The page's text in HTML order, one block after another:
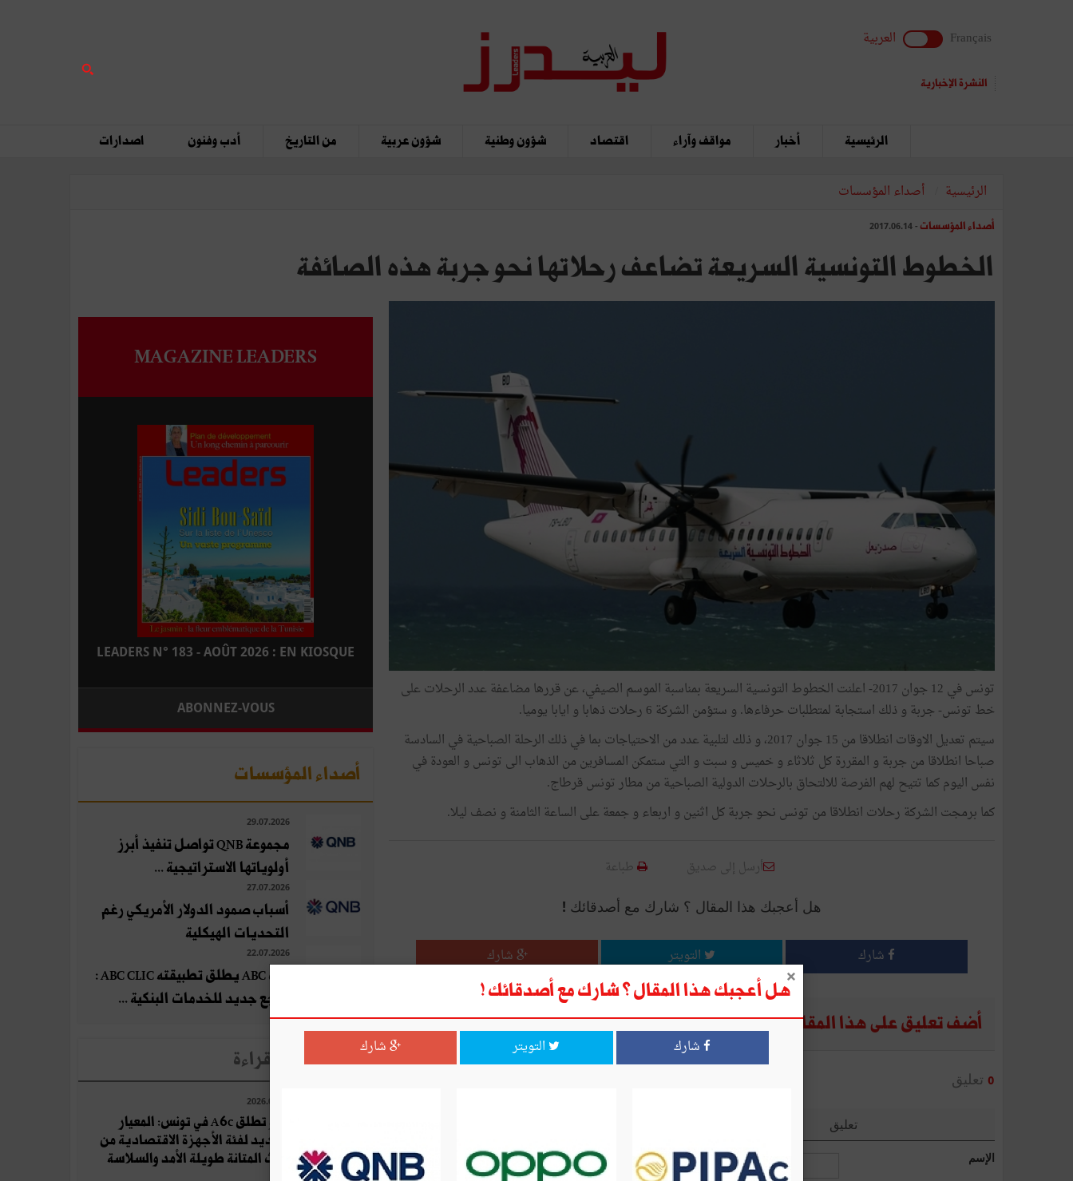
Français العربية
النشرة الإخبارية
الرئيسية أخبار مواقف وآراء اقتصاد شؤون وطنية شؤون عربية من التاريخ أدب وفنون اصدارات
الرئيسية أصداء المؤسسات
أصداء المؤسسات - 2017.06.14
الخطوط التونسية السريعة تضاعف رحلاتها نحو جربة هذه الصائفة
تونس في 12 جوان 2017- اعلنت الخطوط التونسية السريعة بمناسبة الموسم الصيفي، عن قررها مضاعفة عدد الرحلات على
خط تونس- جربة و ذلك استجابة لمتطلبات حرفاءها. و ستؤمن الشركة 6 رحلات ذهابا و ايابا يوميا.
سيتم تعديل الاوقات انطلاقا من 15 جوان 2017، و ذلك لتلبية عدد من الاحتياجات بما في ذلك الرحلة الصباحية في السادسة
صباحا انطلاقا من جربة و المقررة كل ثلاثاء و خميس و سبت و التي ستمكن المسافرين من الذهاب الى تونس و العودة في
نفس اليوم كما تتيح لهم الفرصة للالتحاق بالرحلات الدولية الصباحية من مطار تونس قرطاج.
كما برمجت الشركة رحلات انطلاقا من تونس نحو جربة كل اثنين و اربعاء و جمعة على الساعة الثامنة و نصف ليلا.
أرسل إلى صديق طباعة
هل أعجبك هذا المقال ؟ شارك مع أصدقائك !
شارك التويتر شارك
أضف تعليق على هذا المقال
0 تعليق
تعليق
الإسم
MAGAZINE LEADERS
LEADERS N° 183 - AOÛT 2026 : EN KIOSQUE
ABONNEZ-VOUS
أصداء المؤسسات
29.07.2026
مجموعة QNB تواصل تنفيذ أبرز
أولوياتها الاستراتيجية ...
27.07.2026
أسباب صمود الدولار الأمريكي رغم
التحديات الهيكلية
22.07.2026
بنك ABC يطلق تطبيقته ABC CLIC :
مرجع جديد للخدمات البنكية ...
الأخبار الأكثر قراءة
2026.08.04
أوبو تطلق A6c في تونس: المعيار
الجديد لفئة الأجهزة الاقتصادية من
حيث المتانة طويلة الأمد والسلاسة
هل أعجبك هذا المقال ؟ شارك مع أصدقائك !
شارك التويتر شارك